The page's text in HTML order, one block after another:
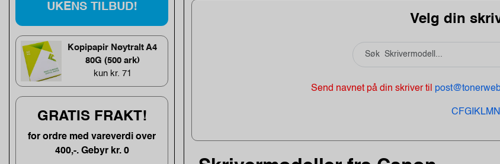
UKENS TILBUD!
Kopipapir Nøytralt A4
80G (500 ark)
kun kr. 71
GRATIS FRAKT!
for ordre med vareverdi over
400,-. Gebyr kr. 0
Velg din
Send navnet på din skriver til
C FGI KLM N